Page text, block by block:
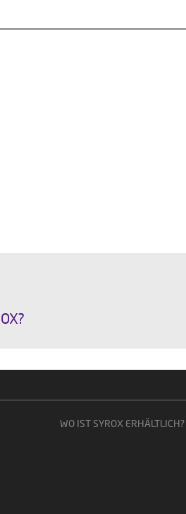
WO IST SYROX ERHÄLTLICH?